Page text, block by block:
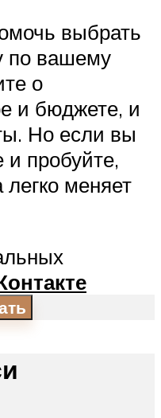
выбрать
по вашему
о
и бюджете, и
Но если вы
пробуйте,
меняет